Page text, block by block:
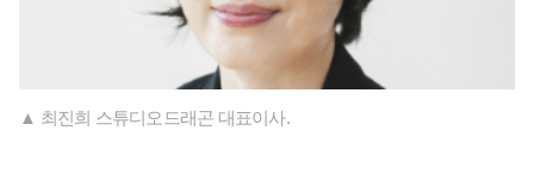
▲ 최진희 스튜디오드래곤 대표이사.